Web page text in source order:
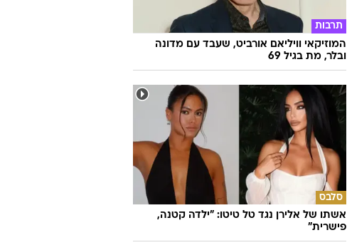
תרבות
המוזיקאי וויליאם אורביט, שעבד עם מדונה
ובלר, מת בגיל 69
סלבס
אשתו של אלירן נגד טל טיטו: "ילדה קטנה,
פישרית"